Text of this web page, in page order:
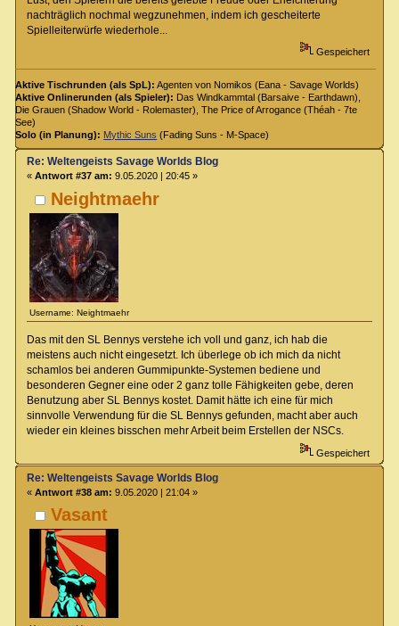
nachträglich nochmal wegzunehmen, indem ich gescheiterte
Spielleiterwürfe wiederhole...
Gespeichert
Aktive Tischrunden (als SpL): Agenten von Nomikos (Eana - Savage Worlds)
Aktive Onlinerunden (als Spieler): Das Windkammtal (Barsaive - Earthdawn),
Die Grauen (Shadow World - Rolemaster), The Price of Arrogance (Théah - 7te
See)
Solo (in Planung): Mythic Suns (Fading Suns - M-Space)
Neightmaehr
Username: Neightmaehr
Re: Weltengeists Savage Worlds Blog
« Antwort #37 am: 9.05.2020 | 20:45 »
Das mit den SL Bennys verstehe ich voll und ganz, ich hab die
meistens auch nicht eingesetzt. Ich überlege ob ich mich da nicht
schamlos bei anderen Gummipunkte-Systemen bediene und
besonderen Gegner eine oder 2 ganz tolle Fähigkeiten gebe, deren
Benutzung aber SL Bennys kostet. Damit hätte ich eine für mich
sinnvolle Verwendung für die SL Bennys gefunden, macht aber auch
wieder ein kleines bisschen mehr Arbeit beim Erstellen der NSCs.
Gespeichert
Vasant
Re: Weltengeists Savage Worlds Blog
« Antwort #38 am: 9.05.2020 | 21:04 »